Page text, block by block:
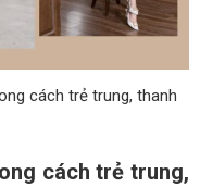
cách trẻ trung, thanh
cách trẻ trung,